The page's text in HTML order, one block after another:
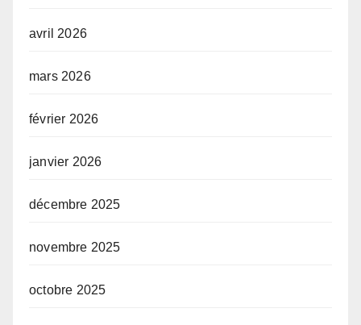
avril 2026
mars 2026
février 2026
janvier 2026
décembre 2025
novembre 2025
octobre 2025